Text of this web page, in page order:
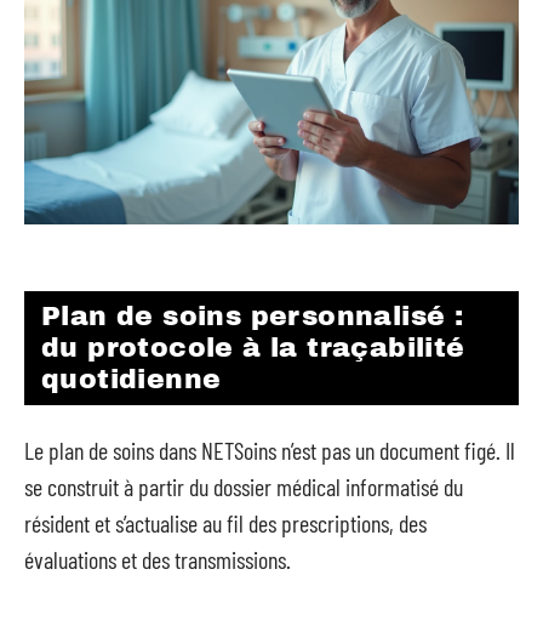
Plan de soins personnalisé :
du protocole à la traçabilité
quotidienne
Le plan de soins dans NETSoins n’est pas un document figé. Il
se construit à partir du dossier médical informatisé du
résident et s’actualise au fil des prescriptions, des
évaluations et des transmissions.